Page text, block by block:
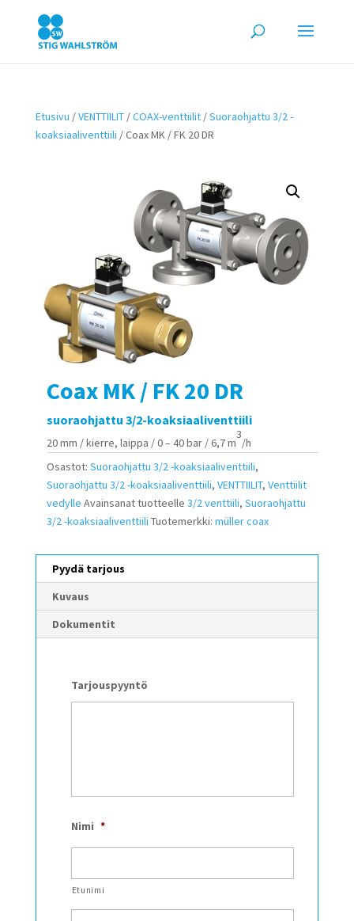
Etusivu /VENTTIILIT/COAX-venttiilit/Suoraohjattu 3/2 -
koaksiaaliventtiili / Coax MK / FK 20 DR
Coax MK / FK 20 DR
suoraohjattu 3/2-koaksiaaliventtiili
20 mm / kierre, laippa / 0 – 40 bar / 6,7 m
3
/h
Osastot: Suoraohjattu 3/2 -koaksiaaliventtiili,
Suoraohjattu 3/2 -koaksiaaliventtiili, VENTTIILIT, Venttiilit
vedylle Avainsanat tuotteelle 3/2 venttiili, Suoraohjattu
3/2 -koaksiaaliventtiili Tuotemerkki: müller coax
Pyydä tarjous
Kuvaus
Dokumentit
Tarjouspyyntö
Nimi *
Etunimi